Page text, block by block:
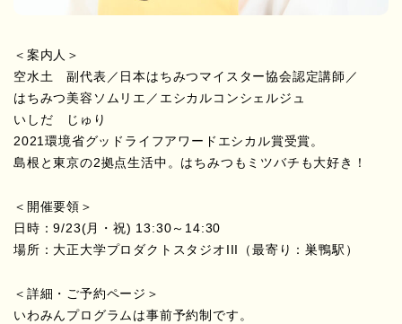
＜案内人＞
空水土 副代表／日本はちみつマイスター協会認定講師／
はちみつ美容ソムリエ／エシカルコンシェルジュ
いしだ じゅり
2021環境省グッドライフアワードエシカル賞受賞。
島根と東京の2拠点生活中。はちみつもミツバチも大好き！
＜開催要領＞
日時：9/23(月・祝) 13:30～14:30
場所：大正大学プロダクトスタジオIII（最寄り：巣鴨駅）
＜詳細・ご予約ページ＞
いわみんプログラムは事前予約制です。